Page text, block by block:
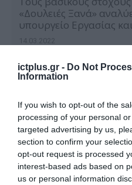
ictplus.gr - Do Not
Information
If you wish to opt-out of the
processing of your personal
targeted advertising by us,
section to confirm your
opt-out request is processed
interest-based ads based on
us or personal information
«Δουλειές Ξανά»
υπουργείο Εργασίας
απαντήσεις. Μεταξύ
Εργασίας και
επισημαίνει ότι κύριοι
βοηθηθούν οι άνεργοι –
νέα ψηφιακά εργαλεία
[…]